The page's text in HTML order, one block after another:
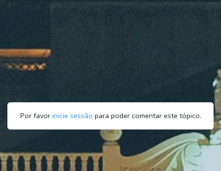
Por favor inicie sessão para poder comentar este tópico.